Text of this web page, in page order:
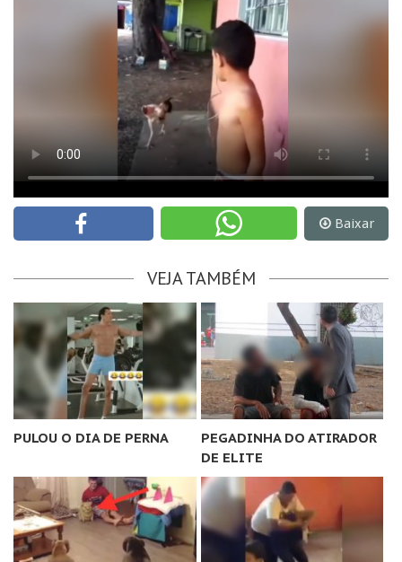
Baixar
VEJA TAMBÉM
PULOU O DIA DE PERNA
PEGADINHA DO ATIRADOR
DE ELITE